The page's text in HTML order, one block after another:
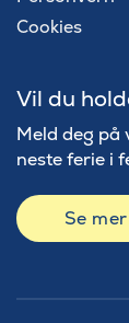
Cookies
Vil du
Meld deg på
neste ferie i
Se mer